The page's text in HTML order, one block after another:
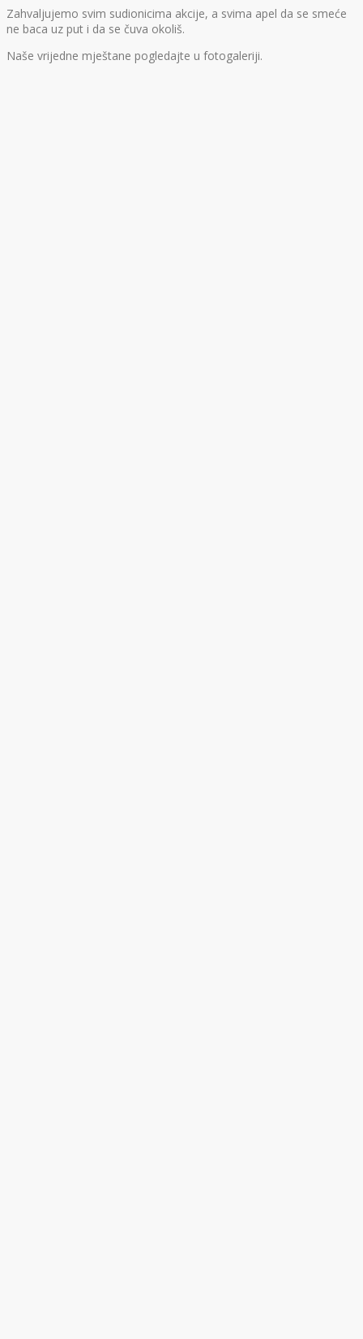
Zahvaljujemo svim sudionicima akcije, a svima apel da se smeće
ne baca uz put i da se čuva okoliš.
Naše vrijedne mještane pogledajte u fotogaleriji.